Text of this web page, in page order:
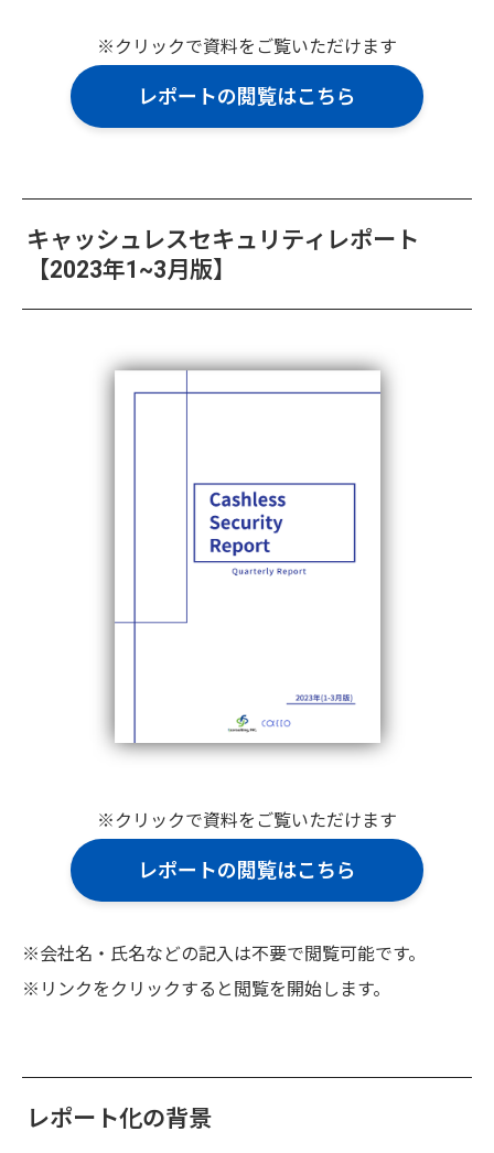
※クリックで資料をご覧いただけます
レポートの閲覧はこちら
キャッシュレスセキュリティレポート
【2023年1~3月版】
※クリックで資料をご覧いただけます
レポートの閲覧はこちら
※会社名・氏名などの記入は不要で閲覧可能です。
※リンクをクリックすると閲覧を開始します。
レポート化の背景